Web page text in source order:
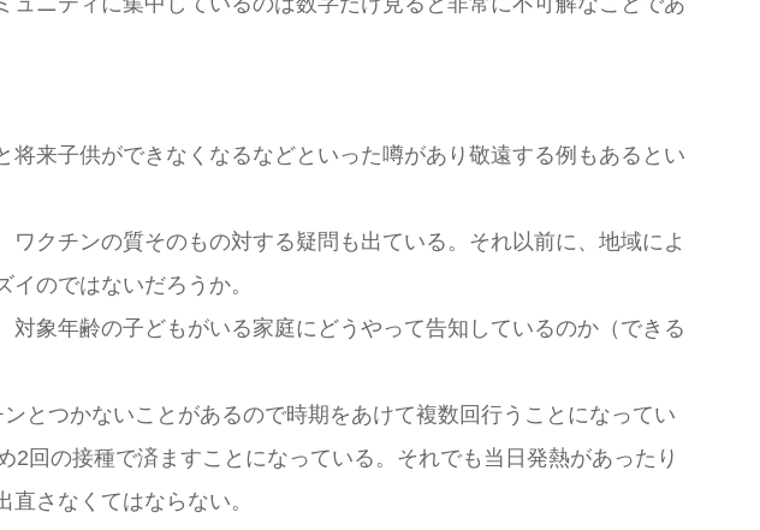
来子供ができなくなるなどといった噂があり敬遠する例もあるとい
クチンの質そのもの対する疑問も出ている。それ以前に、地域によ
のではないだろうか。
象年齢の子どもがいる家庭にどうやって告知しているのか（できる
とつかないことがあるので時期をあけて複数回行うことになってい
回の接種で済ますことになっている。それでも当日発熱があったり
さなくてはならない。